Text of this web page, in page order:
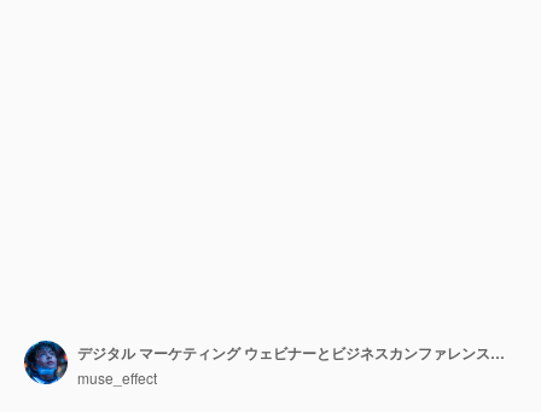
デジタル マーケティング ウェビナーとビジネスカンファレンスのソーシャル メディア投稿テンプレート
muse_effect